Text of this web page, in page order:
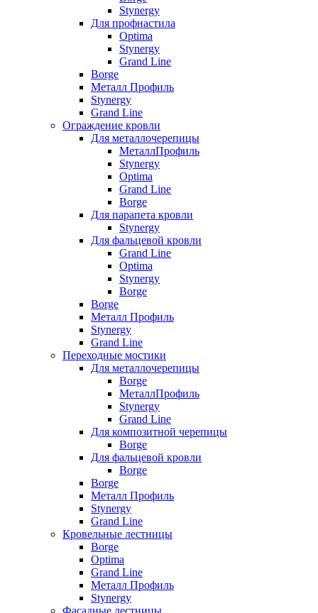
Stynergy
Для профнастила
Optima
Stynergy
Grand Line
Borge
Металл Профиль
Stynergy
Grand Line
Ограждение кровли
Для металлочерепицы
МеталлПрофиль
Stynergy
Optima
Grand Line
Borge
Для парапета кровли
Stynergy
Для фальцевой кровли
Grand Line
Optima
Stynergy
Borge
Borge
Металл Профиль
Stynergy
Grand Line
Переходные мостики
Для металлочерепицы
Borge
МеталлПрофиль
Stynergy
Grand Line
Для композитной черепицы
Borge
Для фальцевой кровли
Borge
Borge
Металл Профиль
Stynergy
Grand Line
Кровельные лестницы
Borge
Optima
Grand Line
Металл Профиль
Stynergy